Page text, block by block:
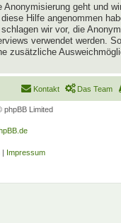
geht und
Hilfe angenommen
wir vor, die
verwendet werden.
zusätzliche
Das Team
Kontakt
Limited
| Impressum